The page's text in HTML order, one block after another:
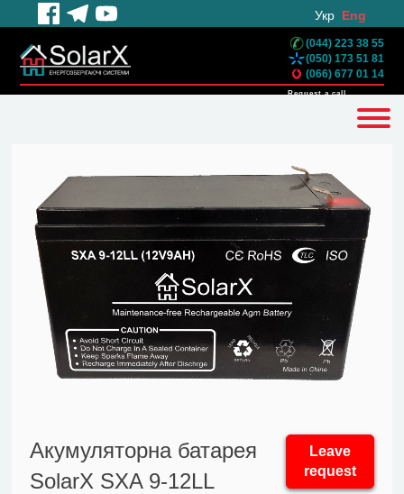
Укр Eng
(044) 223 38 55
(050) 173 51 81
(066) 677 01 14
Request a call
Акумуляторна батарея
SolarX SXA 9-12LL
Leave
request